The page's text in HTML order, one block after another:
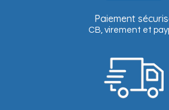
Paiement
CB, virement et